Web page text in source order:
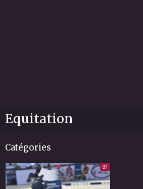
Equitation
Catégories
31